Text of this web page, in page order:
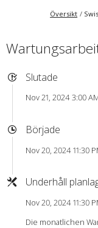
Översikt
Slutade
Nov 21, 2024 3:00
Började
Nov 20, 2024 11:30
Underhåll
Nov 20, 2024 11:30
Die monatlichen